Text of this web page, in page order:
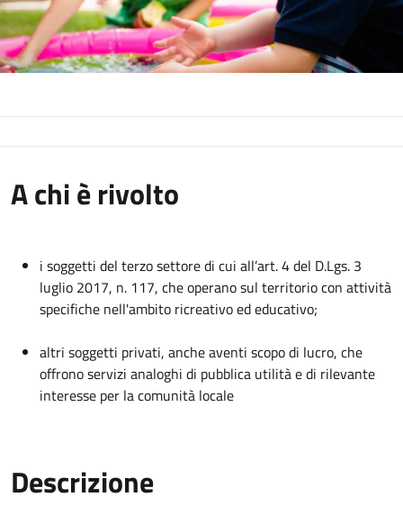
A chi è rivolto
i soggetti del terzo settore di cui all’art. 4 del D.Lgs. 3
luglio 2017, n. 117, che operano sul territorio con attività
specifiche nell'ambito ricreativo ed educativo;
altri soggetti privati, anche aventi scopo di lucro, che
offrono servizi analoghi di pubblica utilità e di rilevante
interesse per la comunità locale
Descrizione